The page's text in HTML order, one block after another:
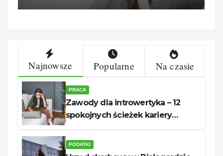
Najnowsze Popularne Na czasie
PRACA
Zawody dla introwertyka – 12
spokojnych ścieżek kariery
PODATKI